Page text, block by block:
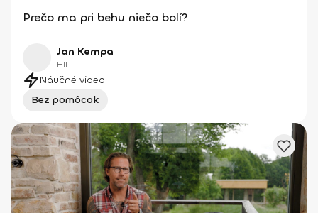
Prečo ma pri behu niečo bolí?
Jan Kempa
HIIT
Náučné video
Bez pomôcok